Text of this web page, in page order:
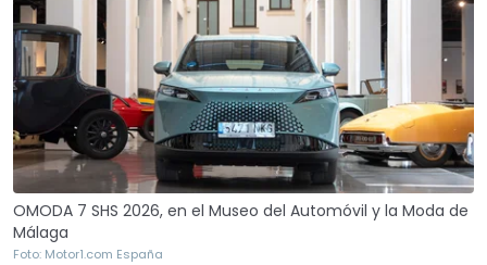
OMODA 7 SHS 2026, en el Museo del Automóvil y la Moda de
Málaga
Foto: Motor1.com España